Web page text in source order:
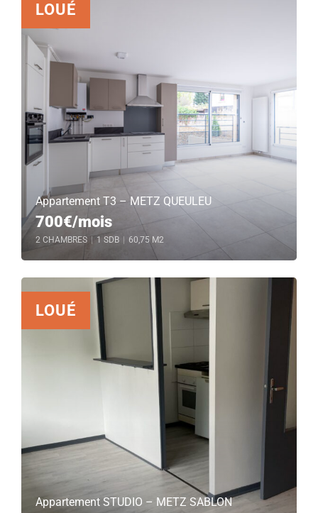
LOUÉ
Appartement T3 – METZ QUEULEU
700€/mois
2 CHAMBRES 1 SDB 60,75 M2
LOUÉ
Appartement STUDIO – METZ SABLON